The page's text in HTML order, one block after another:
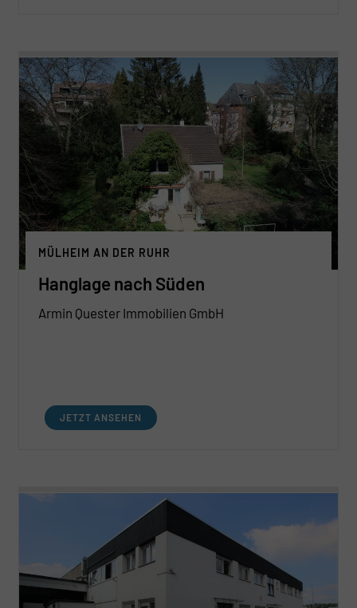
MÜLHEIM AN DER RUHR
Hanglage nach Süden
Armin Quester Immobilien GmbH
JETZT ANSEHEN